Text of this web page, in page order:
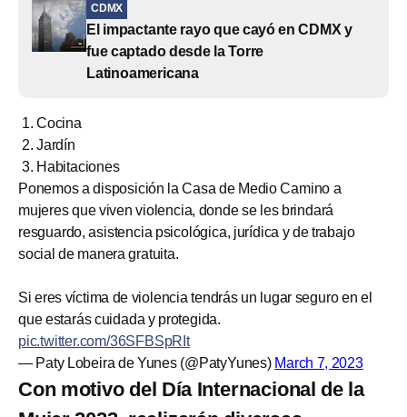
CDMX
El impactante rayo que cayó en CDMX y
fue captado desde la Torre
Latinoamericana
Cocina
Jardín
Habitaciones
Ponemos a disposición la Casa de Medio Camino a
mujeres que viven violencia, donde se les brindará
resguardo, asistencia psicológica, jurídica y de trabajo
social de manera gratuita.
Si eres víctima de violencia tendrás un lugar seguro en el
que estarás cuidada y protegida.
pic.twitter.com/36SFBSpRIt
— Paty Lobeira de Yunes (@PatyYunes) March 7, 2023
Con motivo del Día Internacional de la